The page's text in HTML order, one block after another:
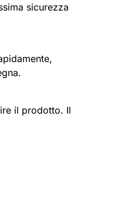
sicurezza
il prodotto. Il